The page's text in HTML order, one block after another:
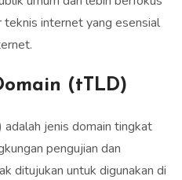
internet yang esensial
(tTLD)
jenis domain tingkat
pengujian dan
ditujukan untuk digunakan di